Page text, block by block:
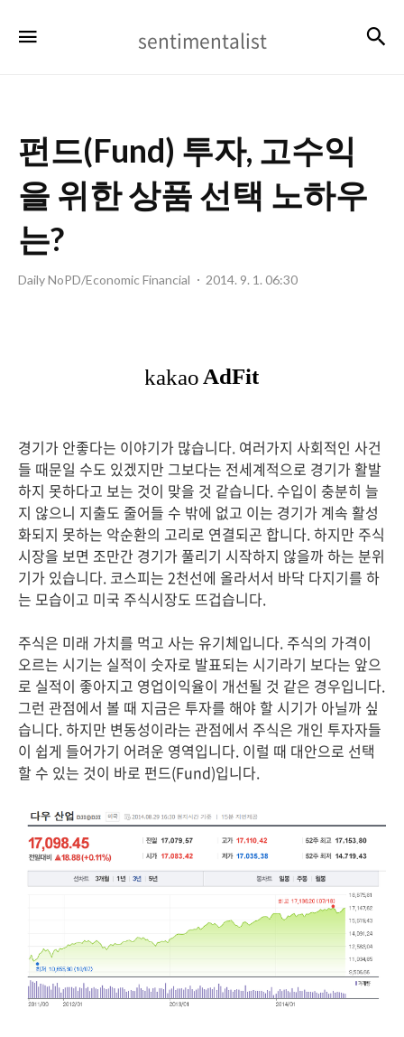
sentimentalist
펀드(Fund) 투자, 고수익
을 위한 상품 선택 노하우
는?
Daily NoPD/Economic Financial 2014. 9. 1. 06:30
경기가 안좋다는 이야기가 많습니다. 여러가지 사회적인 사건
들 때문일 수도 있겠지만 그보다는 전세계적으로 경기가 활발
하지 못하다고 보는 것이 맞을 것 같습니다. 수입이 충분히 늘
지 않으니 지출도 줄어들 수 밖에 없고 이는 경기가 계속 활성
화되지 못하는 악순환의 고리로 연결되곤 합니다. 하지만 주식
시장을 보면 조만간 경기가 풀리기 시작하지 않을까 하는 분위
기가 있습니다. 코스피는 2천선에 올라서서 바닥 다지기를 하
는 모습이고 미국 주식시장도 뜨겁습니다.
주식은 미래 가치를 먹고 사는 유기체입니다. 주식의 가격이
오르는 시기는 실적이 숫자로 발표되는 시기라기 보다는 앞으
로 실적이 좋아지고 영업이익율이 개선될 것 같은 경우입니다.
그런 관점에서 볼 때 지금은 투자를 해야 할 시기가 아닐까 싶
습니다. 하지만 변동성이라는 관점에서 주식은 개인 투자자들
이 쉽게 들어가기 어려운 영역입니다. 이럴 때 대안으로 선택
할 수 있는 것이 바로 펀드(Fund)입니다.